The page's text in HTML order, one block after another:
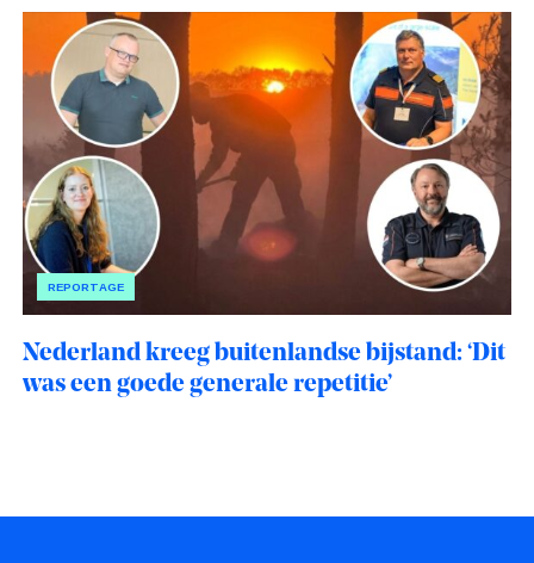
REPORTAGE
Nederland kreeg buitenlandse bijstand: ‘Dit
was een goede generale repetitie’